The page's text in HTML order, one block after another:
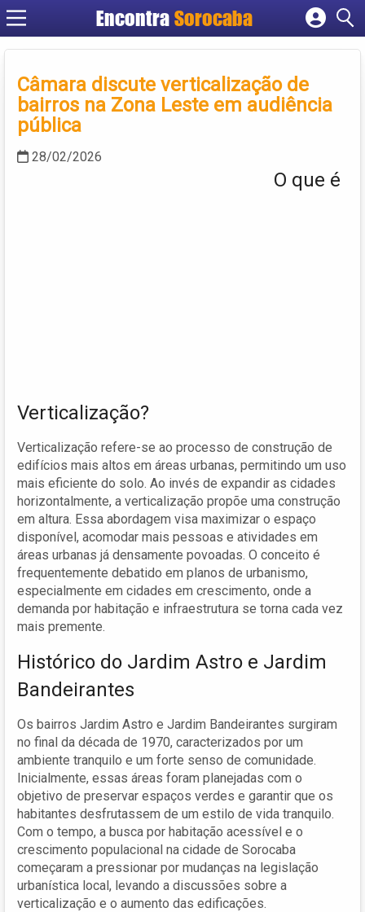
EncontraSorocaba
Cadastrar empresa
Criar conta
Câmara discute verticalização de
bairros na Zona Leste em audiência
pública
28/02/2026
O que é
Verticalização?
Verticalização refere-se ao processo de construção de
edifícios mais altos em áreas urbanas, permitindo um uso
mais eficiente do solo. Ao invés de expandir as cidades
horizontalmente, a verticalização propõe uma construção
em altura. Essa abordagem visa maximizar o espaço
disponível, acomodar mais pessoas e atividades em
áreas urbanas já densamente povoadas. O conceito é
frequentemente debatido em planos de urbanismo,
especialmente em cidades em crescimento, onde a
demanda por habitação e infraestrutura se torna cada vez
mais premente.
Histórico do Jardim Astro e Jardim
Bandeirantes
Os bairros Jardim Astro e Jardim Bandeirantes surgiram
no final da década de 1970, caracterizados por um
ambiente tranquilo e um forte senso de comunidade.
Inicialmente, essas áreas foram planejadas com o
objetivo de preservar espaços verdes e garantir que os
habitantes desfrutassem de um estilo de vida tranquilo.
Com o tempo, a busca por habitação acessível e o
crescimento populacional na cidade de Sorocaba
começaram a pressionar por mudanças na legislação
urbanística local, levando a discussões sobre a
verticalização e o aumento das edificações.